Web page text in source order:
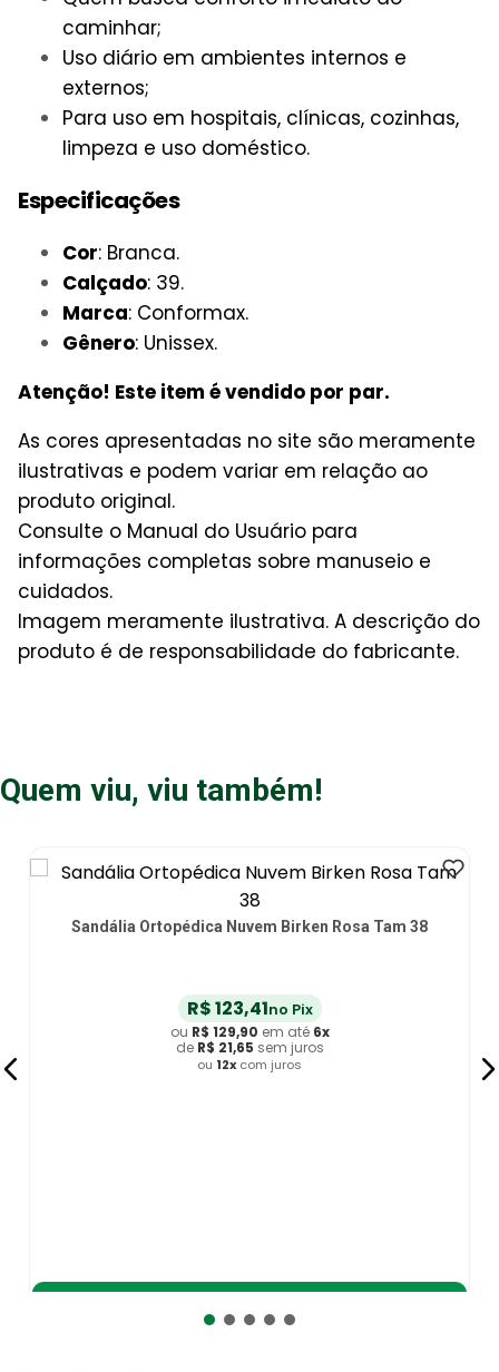
caminhar;
Uso diário em ambientes internos e
externos;
Para uso em hospitais, clínicas, cozinhas,
limpeza e uso doméstico.
Especificações
Cor: Branca.
Calçado: 39.
Marca: Conformax.
Gênero: Unissex.
Atenção! Este item é vendido por par.
As cores apresentadas no site são meramente
ilustrativas e podem variar em relação ao
produto original.
Consulte o Manual do Usuário para
informações completas sobre manuseio e
cuidados.
Imagem meramente ilustrativa. A descrição do
produto é de responsabilidade do fabricante.
Quem viu, viu também!
Sandália Ortopédica Nuvem Birken Rosa Tam 36
R$123,41no Pix
ou R$ 129,90 em até
deR$ 21,65sem juros
ou 12x com juros